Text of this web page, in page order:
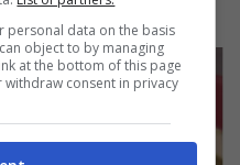
personal data on the basis
object to by managing
at the bottom of this page
consent in privacy